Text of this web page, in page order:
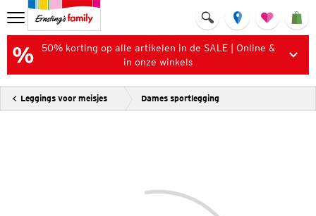
50% korting op alle artikelen in de SALE | Online &
in onze winkels
Leggings voor meisjes Dames sportlegging